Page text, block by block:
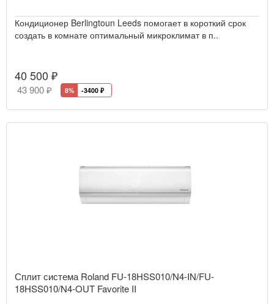
Кондиционер Berlingtoun Leeds помогает в короткий срок
создать в комнате оптимальный микроклимат в п..
40 500 ₽
43 900 ₽ 8% -3400 ₽
Сплит система Roland FU-18HSS010/N4-IN/FU-
18HSS010/N4-OUT Favorite II